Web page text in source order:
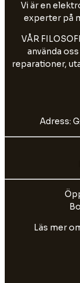
Vi är en
experter på
VÅR
använda
reparationer,
Adress:
Läs mer